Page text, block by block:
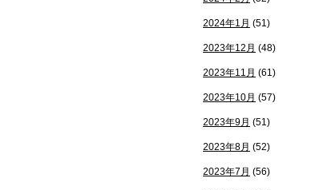
2024年1月 (51)
2023年12月 (48)
2023年11月 (61)
2023年10月 (57)
2023年9月 (51)
2023年8月 (52)
2023年7月 (56)